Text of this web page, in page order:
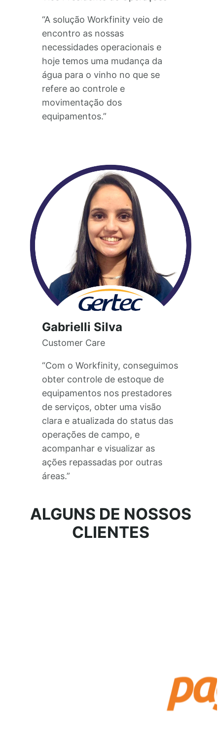
“A solução Workfinity veio de
encontro as nossas
necessidades operacionais e
hoje temos uma mudança da
água para o vinho no que se
refere ao controle e
movimentação dos
equipamentos.”
Gabrielli Silva
Customer Care
“Com o Workfinity, conseguimos
obter controle de estoque de
equipamentos nos prestadores
de serviços, obter uma visão
clara e atualizada do status das
operações de campo, e
acompanhar e visualizar as
ações repassadas por outras
áreas.”
ALGUNS DE NOSSOS
CLIENTES